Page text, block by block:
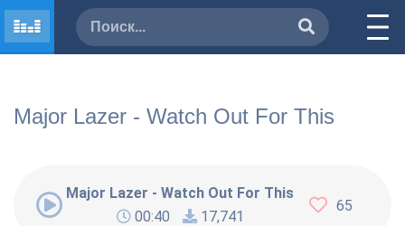
Major Lazer - Watch Out For This
Major Lazer - Watch Out For This
00:40
17,741
65